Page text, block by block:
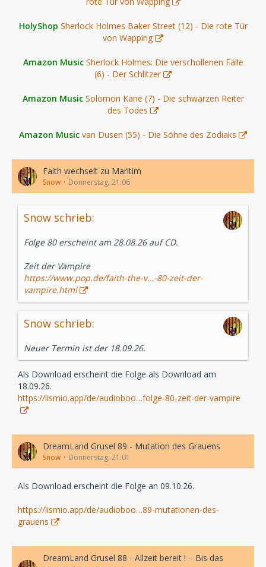
HolyShop Sherlock Holmes Baker Street (12) - Die rote Tür
von Wapping
Amazon Music Sherlock Holmes: Die verschollenen Fälle
(6) - Der Schlitzer
Amazon Music Solomon Kane (7) - Die schwarzen Reiter
des Todes
Amazon Music van Dusen (55) - Die Söhne des Zodiaks
Faith wechselt zu Maritim
Snow Donnerstag, 21:06
Snow schrieb:
Folge 80 erscheint am 28.08.26 auf CD.
Zeit der Vampire
https://www.pop.de/faith-the-v…-80-zeit-der-
vampire.html
Snow schrieb:
Neuer Termin ist der 18.09.26.
Als Download erscheint die Folge als Download am
18.09.26.
https://lismio.app/de/audioboo…folge-80-zeit-der-vampire
DreamLand Grusel 89 - Mutation des Grauens
Snow Donnerstag, 21:01
Als Download erscheint die Folge an 09.10.26.
https://lismio.app/de/audioboo…89-mutationen-des-
grauens
DreamLand Grusel 88 - Allzeit bereit ! – Bis das